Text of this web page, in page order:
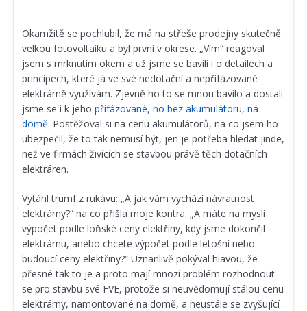
Okamžitě se pochlubil, že má na střeše prodejny skutečně
velkou fotovoltaiku a byl první v okrese. „Vím“ reagoval
jsem s mrknutím okem a už jsme se bavili i o detailech a
principech, které já ve své nedotační a nepřifázované
elektrárně využívám. Zjevně ho to se mnou bavilo a dostali
jsme se i k jeho přifázované, no bez akumulátoru, na
domě. Postěžoval si na cenu akumulátorů, na co jsem ho
ubezpečil, že to tak nemusí být, jen je potřeba hledat jinde,
než ve firmách živících se stavbou právě těch dotačních
elektráren.
Vytáhl trumf z rukávu: „A jak vám vychází návratnost
elektrárny?“ na co přišla moje kontra: „A máte na mysli
výpočet podle loňské ceny elektřiny, kdy jsme dokončil
elektrárnu, anebo chcete výpočet podle letošní nebo
budoucí ceny elektřiny?“ Uznanlivě pokýval hlavou, že
přesné tak to je a proto mají mnozí problém rozhodnout
se pro stavbu své FVE, protože si neuvědomují stálou cenu
elektrárny, namontované na domě, a neustále se zvyšující